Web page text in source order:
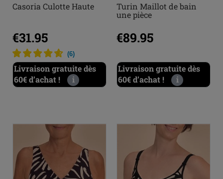
Casoria Culotte Haute
€31.95
(6)
Livraison gratuite dès
60€ d’achat !
i
Turin Maillot de bain
une pièce
€89.95
Livraison gratuite dès
60€ d’achat !
i